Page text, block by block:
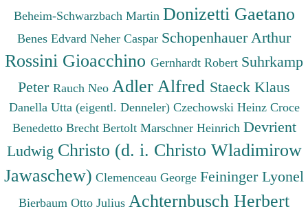
Beheim-Schwarzbach Martin Donizetti Gaetano
Benes Edvard Neher Caspar Schopenhauer Arthur
Rossini Gioacchino Gernhardt Robert Suhrkamp
Peter Rauch Neo Adler Alfred Staeck Klaus
Danella Utta (eigentl. Denneler) Czechowski Heinz Croce
Benedetto Brecht Bertolt Marschner Heinrich Devrient
Ludwig Christo (d. i. Christo Wladimirow
Jawaschew) Clemenceau George Feininger Lyonel
Bierbaum Otto Julius Achternbusch Herbert